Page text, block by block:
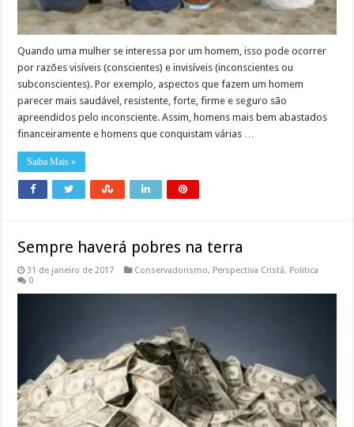
Quando uma mulher se interessa por um homem, isso pode ocorrer
por razões visíveis (conscientes) e invisíveis (inconscientes ou
subconscientes). Por exemplo, aspectos que fazem um homem
parecer mais saudável, resistente, forte, firme e seguro são
apreendidos pelo inconsciente. Assim, homens mais bem abastados
financeiramente e homens que conquistam várias …
Saiba Mais »
Sempre haverá pobres na terra
31 de janeiro de 2017 Conservadorismo, Perspectiva Cristã, Politica
0